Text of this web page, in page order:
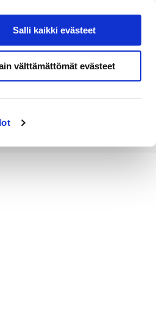
Salli kaikki evästeet
välttämättömät evästeet
Hae sivustolta